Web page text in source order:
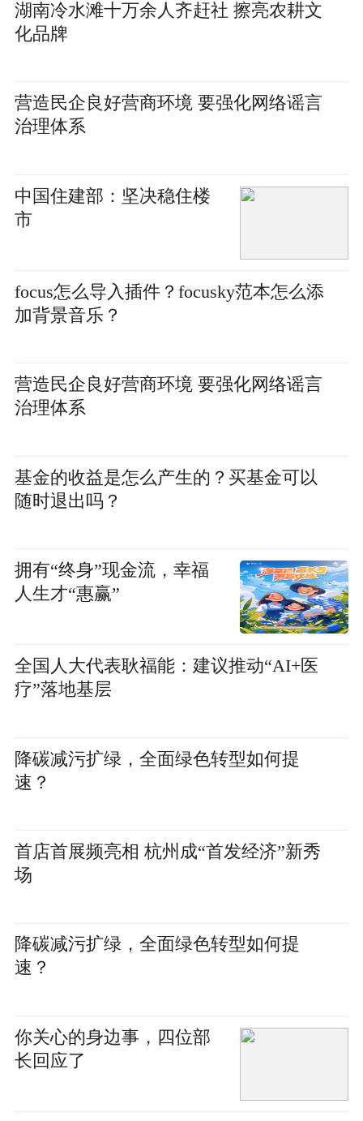
湖南冷水滩十万余人齐赶社 擦亮农耕文
化品牌
营造民企良好营商环境 要强化网络谣言
治理体系
中国住建部：坚决稳住楼
市
focus怎么导入插件？focusky范本怎么添
加背景音乐？
营造民企良好营商环境 要强化网络谣言
治理体系
基金的收益是怎么产生的？买基金可以
随时退出吗？
拥有“终身”现金流，幸福
人生才“惠赢”
全国人大代表耿福能：建议推动“AI+医
疗”落地基层
降碳减污扩绿，全面绿色转型如何提
速？
首店首展频亮相 杭州成“首发经济”新秀
场
降碳减污扩绿，全面绿色转型如何提
速？
你关心的身边事，四位部
长回应了